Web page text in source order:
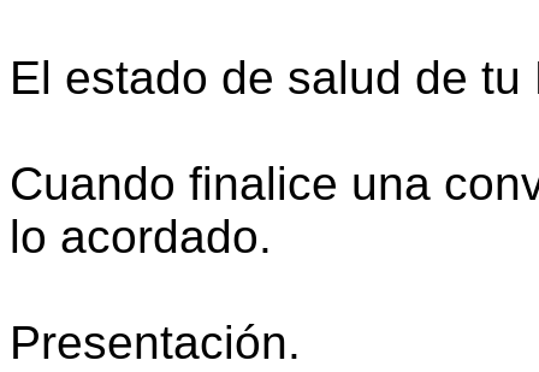
El estado de salud de tu
Cuando finalice una
lo acordado.
Presentación.